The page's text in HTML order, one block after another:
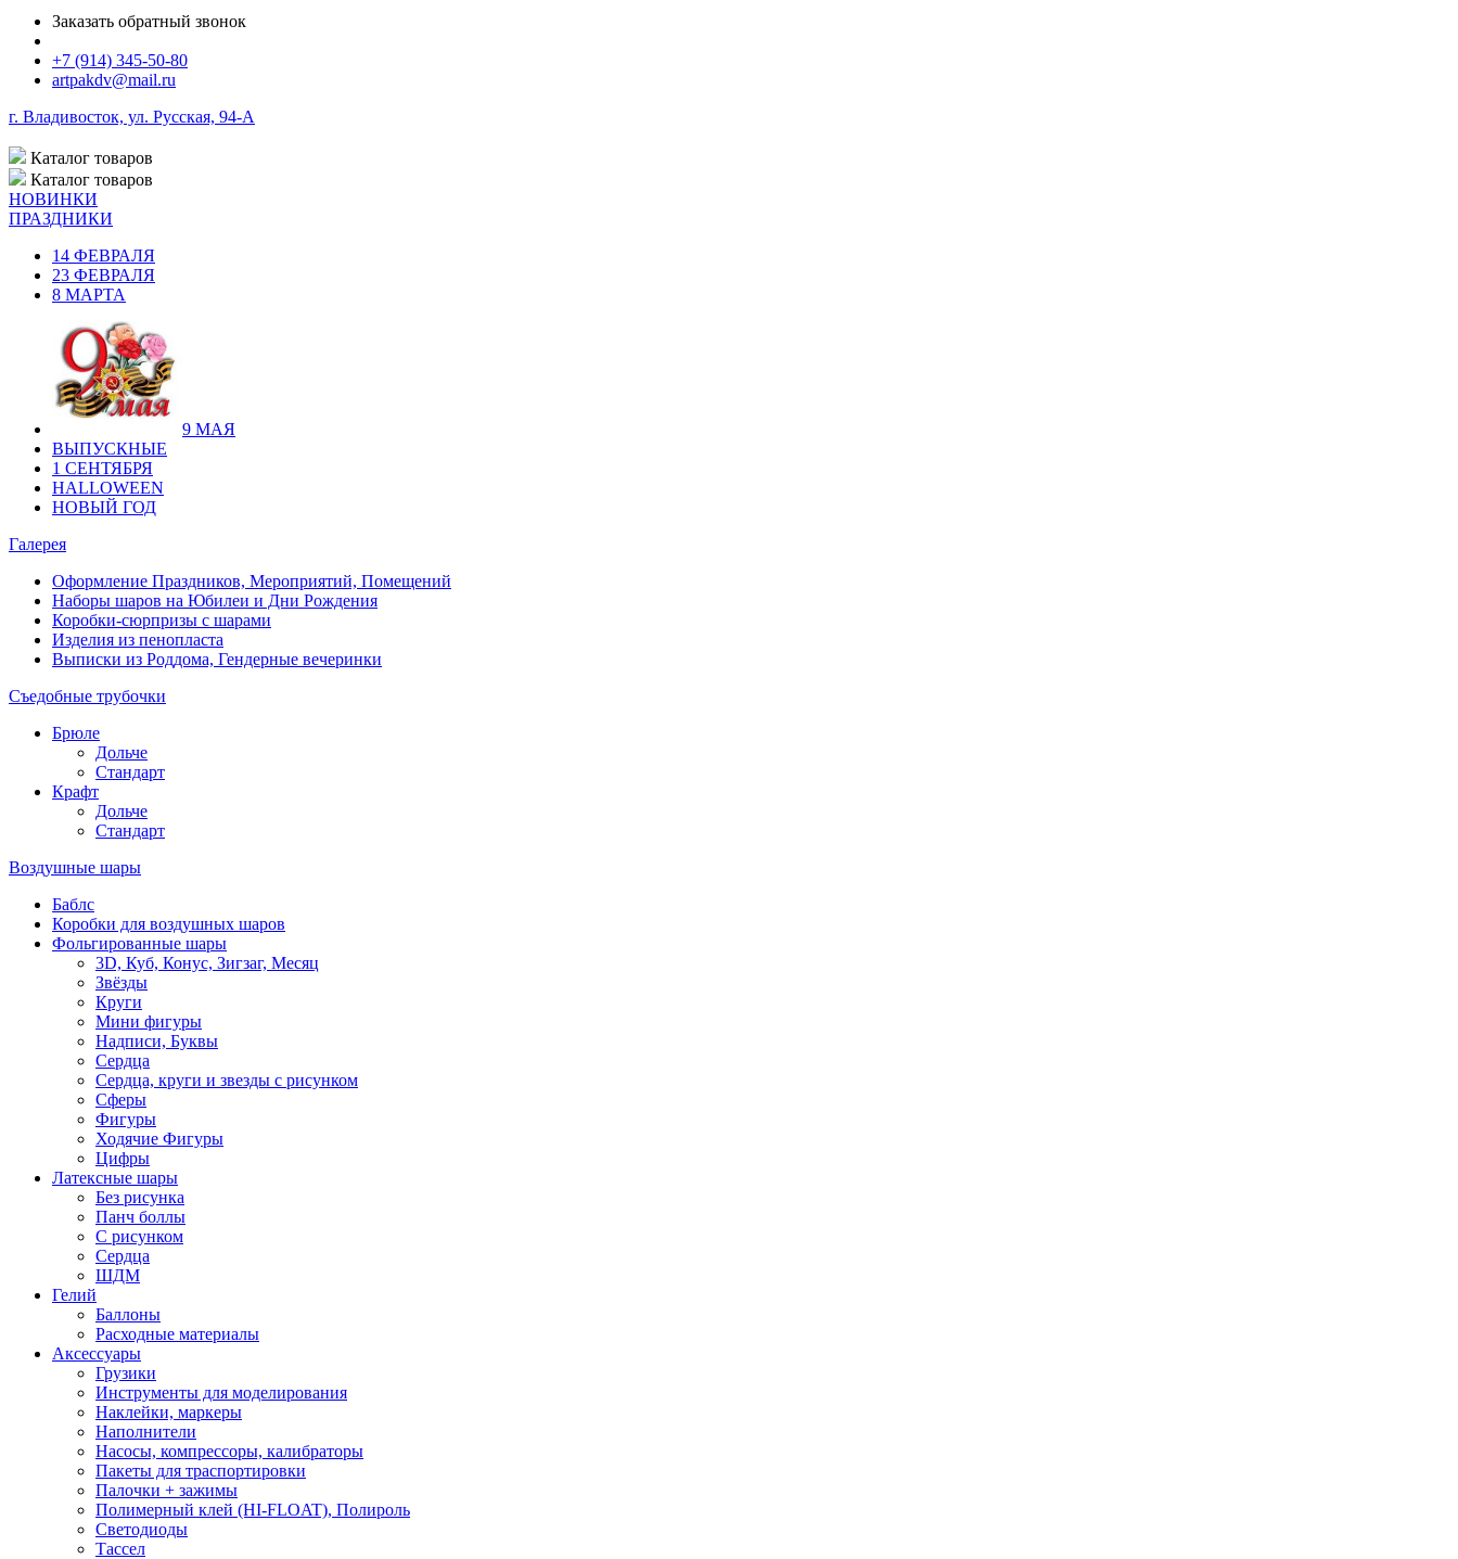
Заказать обратный звонок
+7 (914) 345-50-80
artpakdv@mail.ru
г. Владивосток, ул. Русская, 94-А
Каталог товаров
Каталог товаров
НОВИНКИ
ПРАЗДНИКИ
14 ФЕВРАЛЯ
23 ФЕВРАЛЯ
8 МАРТА
9 МАЯ
ВЫПУСКНЫЕ
1 СЕНТЯБРЯ
HALLOWEEN
НОВЫЙ ГОД
Галерея
Оформление Праздников, Мероприятий, Помещений
Наборы шаров на Юбилеи и Дни Рождения
Коробки-сюрпризы с шарами
Изделия из пенопласта
Выписки из Роддома, Гендерные вечеринки
Съедобные трубочки
Брюле
Дольче
Стандарт
Крафт
Дольче
Стандарт
Воздушные шары
Баблс
Коробки для воздушных шаров
Фольгированные шары
3D, Куб, Конус, Зигзаг, Месяц
Звёзды
Круги
Мини фигуры
Надписи, Буквы
Сердца
Сердца, круги и звезды с рисунком
Сферы
Фигуры
Ходячие Фигуры
Цифры
Латексные шары
Без рисунка
Панч боллы
С рисунком
Сердца
ШДМ
Гелий
Баллоны
Расходные материалы
Аксессуары
Грузики
Инструменты для моделирования
Наклейки, маркеры
Наполнители
Насосы, компрессоры, калибраторы
Пакеты для траспортировки
Палочки + зажимы
Полимерный клей (HI-FLOAT), Полироль
Светодиоды
Тассел